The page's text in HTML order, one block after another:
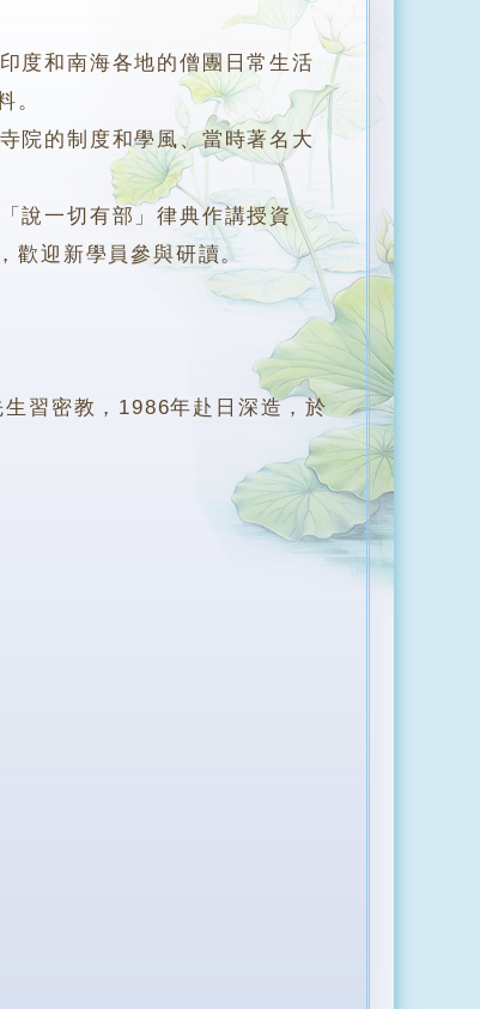
度和南海各地的僧團日常生活
。
的制度和學風、當時著名大
一切有部」律典作講授資
歡迎新學員參與研讀。
習密教，1986年赴日深造，於